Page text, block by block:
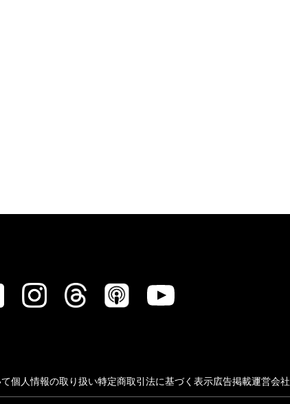
個人情報の取り扱い特定商取引法に基づく表示広告掲載運営会社